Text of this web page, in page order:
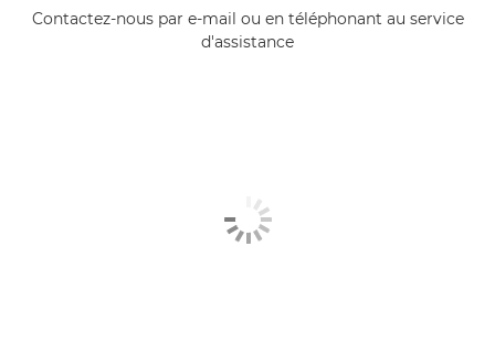
Contactez-nous par e-mail ou en téléphonant au service
d'assistance